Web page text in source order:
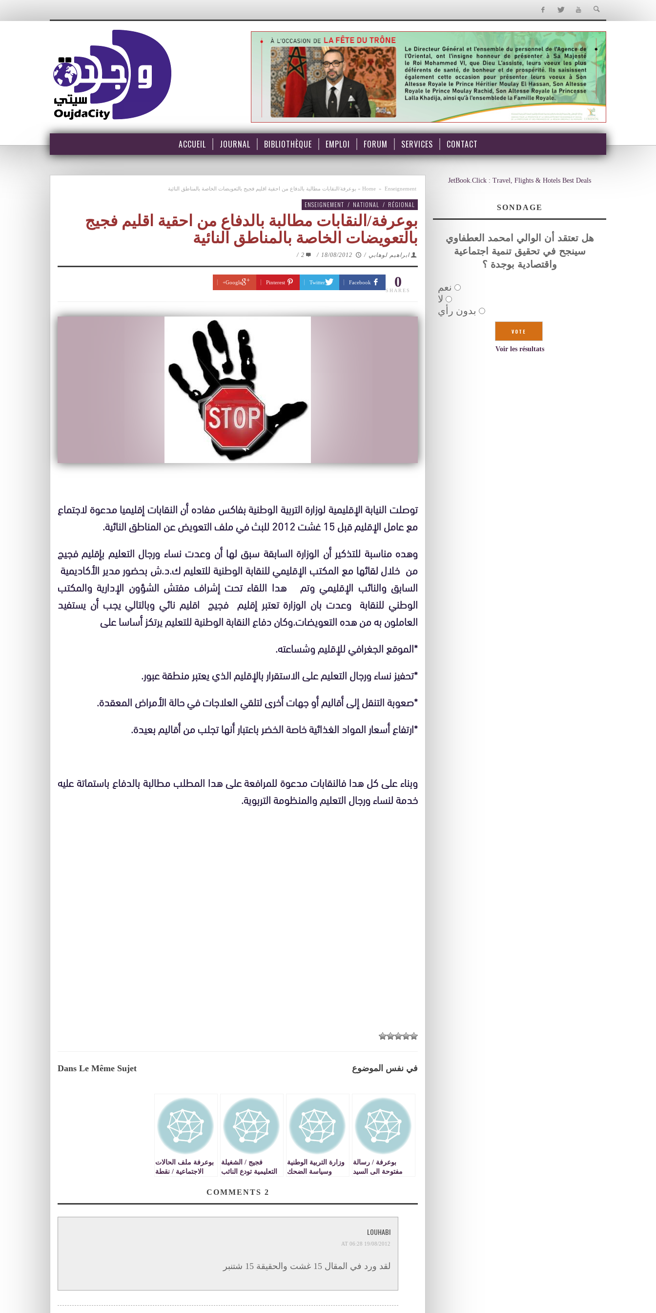
ACCUEIL JOURNAL BIBLIOTHÈQUE EMPLOI FORUM SERVICES CONTACT
Home » Enseignement
» بوعرفة/النقابات مطالبة بالدفاع من احقية اقليم فجيج بالتعويضات الخاصة بالمناطق النائية
ENSEIGNEMENT / NATIONAL / RÉGIONAL
بوعرفة/النقابات مطالبة بالدفاع من احقية اقليم فجيج
بالتعويضات الخاصة بالمناطق النائية
ابراهيم لوهابي /
18/08/2012
/
2
/
0
SHARES
Facebook
Twitter
Pinterest
Google+
توصلت النيابة الإقليمية لوزارة التربية الوطنية بفاكس مفاده أن النقابات إقليميا مدعوة لاجتماع
مع عامل الإقليم قبل 15 غشت 2012 للبث في ملف التعويض عن المناطق النائية.
وهده مناسبة للتذكير أن الوزارة السابقة سبق لها أن وعدت نساء ورجال التعليم بإقليم فجيج
من خلال لقائها مع المكتب الإقليمي للنقابة الوطنية للتعليم ك.د.ش بحضور مدير الأكاديمية
السابق والنائب الإقليمي وتم هدا اللقاء تحت إشراف مفتش الشؤون الإدارية والمكتب
الوطني للنقابة وعدت بان الوزارة تعتبر إقليم فجيج اقليم نائي وبالتالي يجب أن يستفيد
العاملون به من هده التعويضات.وكان دفاع النقابة الوطنية للتعليم يرتكز أساسا على
*الموقع الجغرافي للإقليم وشساعته.
*تحفيز نساء ورجال التعليم على الاستقرار بالإقليم الذي يعتبر منطقة عبور.
*صعوبة التنقل إلى أقاليم أو جهات أخرى لتلقي العلاجات في حالة الأمراض المعقدة.
*ارتفاع أسعار المواد الغذائية خاصة الخضر باعتبار أنها تجلب من أقاليم بعيدة.
وبناء على كل هدا فالنقابات مدعوة للمرافعة على هدا المطلب مطالبة بالدفاع باستماتة عليه
خدمة لنساء ورجال التعليم والمنظومة التربوية.
Dans Le Même Sujet في نفس الموضوع
بوعرفة / رسالة
مفتوحة الى السيد
وزارة التربية الوطنية
وسياسة الضحك
فجيج / الشغيلة
التعليمية تودع النائب
الخاصة
بوعرفة ملف الحالات
الاجتماعية / نقطة
2
LOUHABI
19/08/2012 AT 06:28
لقد ورد في المقال 15 غشت والحقيقة 15 شتنبر
JetBook.Click : Travel, Flights & Hotels Best Deals
SONDAGE
هل تعتقد أن الوالي امحمد العطفاوي
سينجح في تحقيق تنمية اجتماعية
واقتصادية بوجدة ؟
نعم
لا
بدون رأي
Voir les résultats